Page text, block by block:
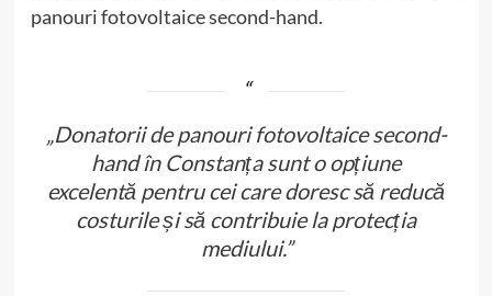
panouri fotovoltaice second-hand.
„Donatorii de panouri fotovoltaice second-
hand în Constanța sunt o opțiune
excelentă pentru cei care doresc să reducă
costurile și să contribuie la protecția
mediului.”